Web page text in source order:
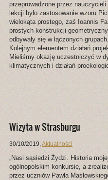
przeprowadzone przez
lekcji było zastosowanie wzoru
wielokąta prostego, zaś Ioannis
prostych konstrukcji
odbywały się w łączonych
Kolejnym elementem działań
Mieliśmy okazję uczestniczyć w
klimatycznych i działań
Wizyta w Strasburgu
30/10/2019,Aktualności
„Nasi sąsiedzi Żydzi. Historia
ogólnopolskim konkursie, a
przez uczniów Pawła